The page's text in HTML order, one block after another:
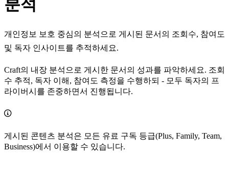
분석
개인정보 보호 중심의 분석으로 게시된 문서의 조회수, 참여도
및 독자 인사이트를 추적하세요.
Craft의 내장 분석으로 게시한 문서의 성과를 파악하세요. 조회
수 추적, 독자 이해, 참여도 측정을 수행하되 - 모두 독자의 프
라이버시를 존중하면서 진행됩니다.
게시된 콘텐츠 분석은 모든 유료 구독 등급(Plus, Family, Team,
Business)에서 이용할 수 있습니다.